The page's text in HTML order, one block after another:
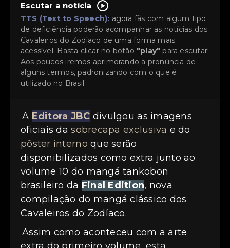
Escutar a notícia
TTS (Text to Speech): agora fãs com algum tipo
de deficiência poderão acompanhar as notícias dos
Cavaleiros do Zodíaco de uma forma mais
acessível. Basta clicar no botão "play" para escutar!
Aos poucos iremos aprimorando a pronúncia de
alguns termos, padronizando com o que é
utilizado no Brasil.
A Editora JBC divulgou as imagens
oficiais dasobrecapa exclusiva e do
pôster interno que serão
disponibilizados como extra junto ao
volume 10 do mangá tankobon
brasileiro da Final Edition, nova
compilação do mangá clássico dos
Cavaleiros do Zodíaco.
Assim como aconteceu com a arte